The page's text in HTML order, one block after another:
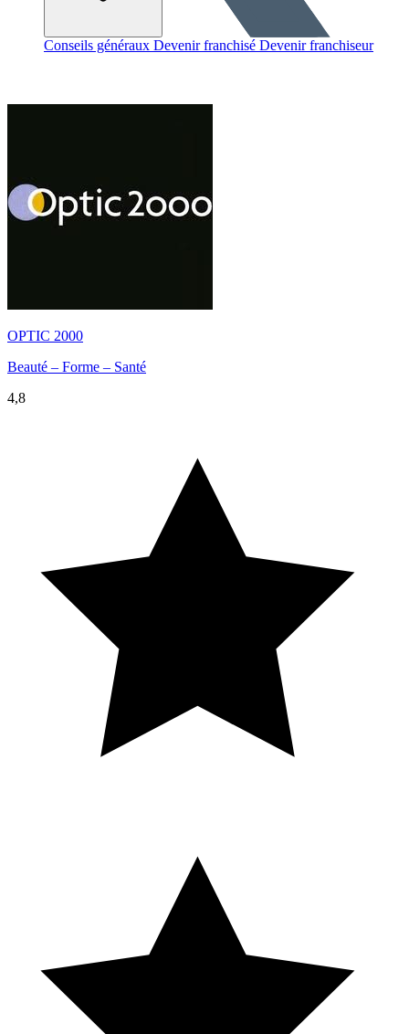
Conseils généraux Devenir franchisé Devenir franchiseur
OPTIC 2000
Beauté – Forme – Santé
4,8